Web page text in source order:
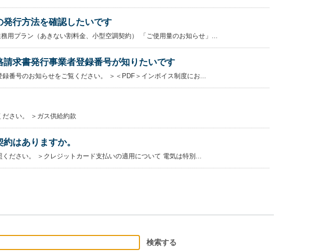
行方法を確認したいです
用プラン（あきない割料金、小型空調契約） 「ご使用量のお知らせ」...
求書発行事業者登録番号が知りたいです
番号のお知らせをご覧ください。 ＞＜PDF＞インボイス制度にお...
さい。 ＞ガス供給約款
はありますか。
ださい。 ＞クレジットカード支払いの適用について 電気は特別...